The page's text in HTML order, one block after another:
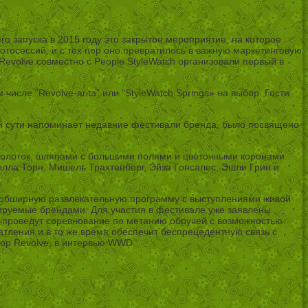
запуска в 2015 году это закрытое мероприятие, на которое
и с тех пор оно превратилось в важную маркетинговую
совместно с People StyleWatch организовали первый в
“Revolve-arita” или “StyleWatch Springs» на выбор. Гости
сути напоминает недавние фестивали бренда, было посвящено
шляпами с большими полями и цветочными коронами.
Торн, Мишель Трахтенберг, Эйза Гонсалес, Эшли Грин и
развлекательную программу с выступлениями живой
брендами. Для участия в фестивале уже заявлены
соревнование по метанию обручей с возможностью
и в то же время обеспечит беспрецедентную связь с
Revolve, в интервью WWD.